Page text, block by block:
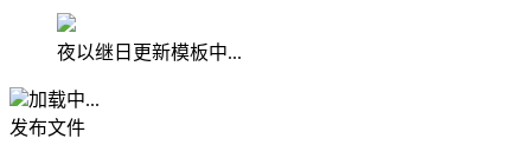
夜以继日更新模板中...
加载中...
发布文件